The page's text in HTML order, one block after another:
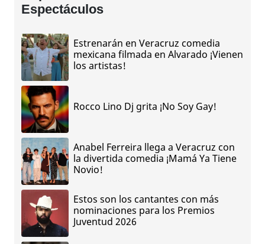
Espectáculos
Estrenarán en Veracruz comedia
mexicana filmada en Alvarado ¡Vienen
los artistas!
Rocco Lino Dj grita ¡No Soy Gay!
Anabel Ferreira llega a Veracruz con
la divertida comedia ¡Mamá Ya Tiene
Novio!
Estos son los cantantes con más
nominaciones para los Premios
Juventud 2026